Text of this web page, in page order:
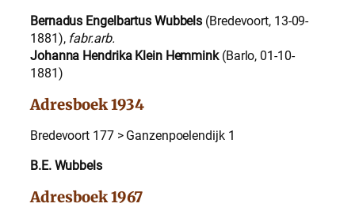
Bernadus Engelbartus Wubbels (Bredevoort, 13-09-
1881), fabr.arb.
Johanna Hendrika Klein Hemmink(Barlo, 01-10-
1881)
Adresboek 1934
Bredevoort 177 > Ganzenpoelendijk 1
B.E. Wubbels
Adresboek 1967